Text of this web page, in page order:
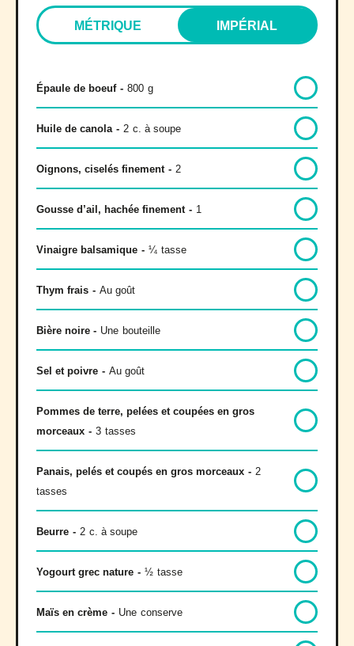
MÉTRIQUE IMPÉRIAL
Épaule de boeuf - 800 g
Huile de canola - 2 c. à soupe
Oignons, ciselés finement - 2
Gousse d’ail, hachée finement - 1
Vinaigre balsamique - ¼ tasse
Thym frais - Au goût
Bière noire - Une bouteille
Sel et poivre - Au goût
Pommes de terre, pelées et coupées en gros
morceaux - 3 tasses
Panais, pelés et coupés en gros morceaux - 2
tasses
Beurre - 2 c. à soupe
Yogourt grec nature - ½ tasse
Maïs en crème - Une conserve